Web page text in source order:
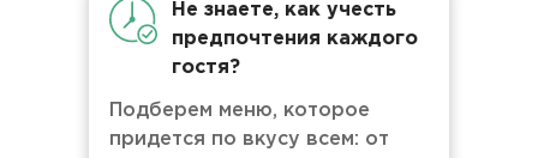
Не знаете, как учесть
предпочтения каждого
гостя?
Подберем меню, которое
придется по вкусу всем: от